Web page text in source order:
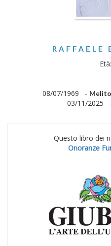
RAFFAELE
Età:
08/07/1969 -
03/11/2025 -
Questo libro dei
Onoranze